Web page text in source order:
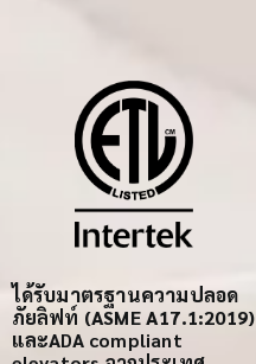
ได้รับมาตรฐานความปลอด
ภัยลิฟท์ (ASME A17.1:2019)
และADA compliant